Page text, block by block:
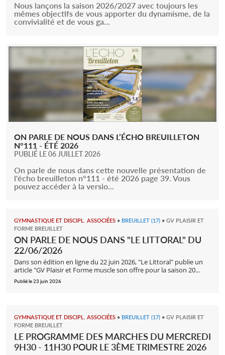
Nous lançons la saison 2026/2027 avec toujours les
mêmes objectifs de vous apporter du dynamisme, de la
convivialité et de vous ga...
ON PARLE DE NOUS DANS L’ÉCHO BREUILLETON
N°111 - ÉTÉ 2026
PUBLIÉ LE 06 JUILLET 2026
On parle de nous dans cette nouvelle présentation de
l'écho breuilleton n°111 - été 2026 page 39. Vous
pouvez accéder à la versio...
GYMNASTIQUE ET DISCIPL. ASSOCIÉES • BREUILLET (17) • GV PLAISIR ET
FORME BREUILLET
ON PARLE DE NOUS DANS "LE LITTORAL" DU
22/06/2026
Dans son édition en ligne du 22 juin 2026, "Le Littoral" publie un
article "GV Plaisir et Forme muscle son offre pour la saison 20...
Publié le 23 juin 2026
GYMNASTIQUE ET DISCIPL. ASSOCIÉES • BREUILLET (17) • GV PLAISIR ET
FORME BREUILLET
LE PROGRAMME DES MARCHES DU MERCREDI
9H30 - 11H30 POUR LE 3ÈME TRIMESTRE 2026